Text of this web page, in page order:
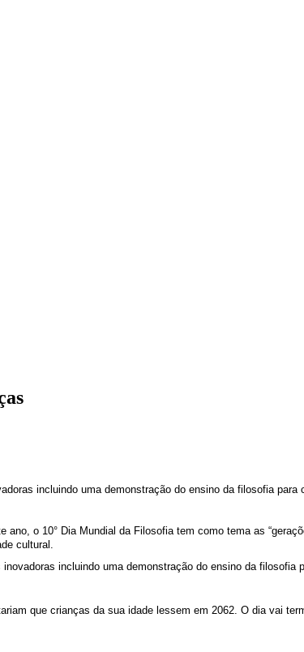
incluindo uma demonstração do ensino da filosofia para
o 10° Dia Mundial da Filosofia tem como tema as
cultural.
incluindo uma demonstração do ensino da filosofia
que crianças da sua idade lessem em 2062. O dia vai